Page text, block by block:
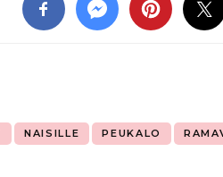
NAISILLE PEUKALO